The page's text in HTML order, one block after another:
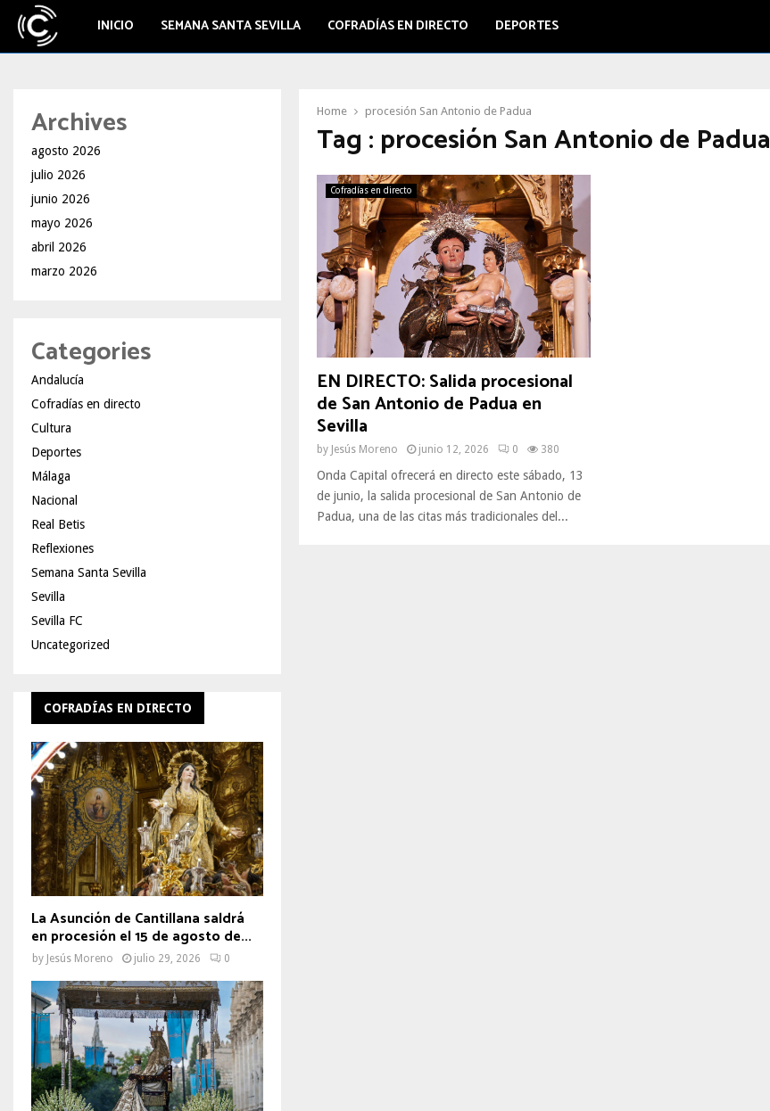
INICIO SEMANA SANTA SEVILLA COFRADÍAS EN DIRECTO DEPORTES
Home procesión San Antonio de Padua
Tag : procesión San Antonio de Padua
Cofradías en directo
EN DIRECTO: Salida procesional
de San Antonio de Padua en
Sevilla
by Jesús Moreno junio 12, 2026 0 380
Onda Capital ofrecerá en directo este sábado, 13
de junio, la salida procesional de San Antonio de
Padua, una de las citas más tradicionales del...
Archives
agosto 2026
julio 2026
junio 2026
mayo 2026
abril 2026
marzo 2026
Categories
Andalucía
Cofradías en directo
Cultura
Deportes
Málaga
Nacional
Real Betis
Reflexiones
Semana Santa Sevilla
Sevilla
Sevilla FC
Uncategorized
COFRADÍAS EN DIRECTO
La Asunción de Cantillana saldrá
en procesión el 15 de agosto de...
by Jesús Moreno julio 29, 2026 0